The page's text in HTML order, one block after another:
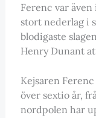
Ferenc var
stort nederlag i
blodigaste
Henry Dunant
Kejsaren
över sextio år,
nordpolen har